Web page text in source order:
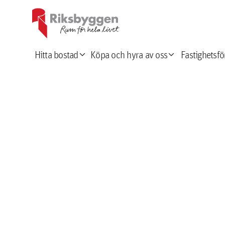
Hitta bostadexpand_more Köpa och hyra av ossexpand_more